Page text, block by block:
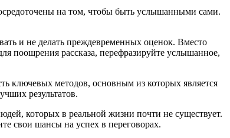
на том, чтобы быть услышанными сами.
и не делать преждевременных оценок. Вместо
поощрения рассказа, перефразируйте услышанное,
ключевых методов, основным из которых является
результатов.
которых в реальной жизни почти не существует.
свои шансы на успех в переговорах.